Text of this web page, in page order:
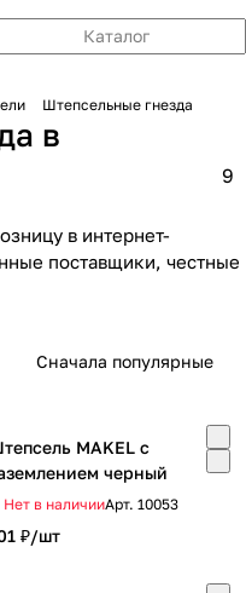
Каталог
Штепсельные гнезда
в
9
в интернет-
поставщики, честные
Сначала популярные
MAKEL с
черный
Нет в наличииАрт. 10053
₽/шт